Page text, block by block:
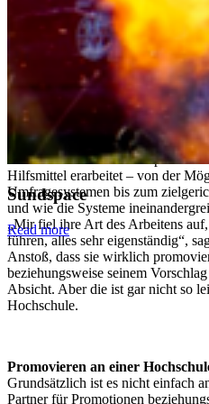
Sundspace
Read more
Anwendung von KI) gerade
von der zielgruppenspezifischeren
durch eine einfache Analyse der
Automatisierung von Prozessen.
Im Projekt „Digitale Lehre.
eLearning“, das vom Land
sie mit Prof. Dr. Gero Szepannek
Hilfsmittel erarbeitet – von der
Umfragesystemen bis zum
und wie die Systeme
„Mir fiel ihre Art des Arbeitens
führen, alles sehr eigenständig“,
Anstoß, dass sie wirklich
beziehungsweise seinem
Absicht. Aber die ist gar nicht so
Hochschule.
Promovieren an einer
Grundsätzlich ist es nicht einfach
Partner für Promotionen